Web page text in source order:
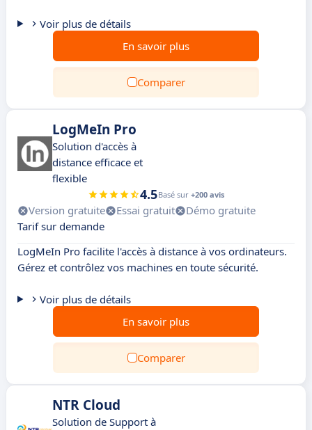
Voir plus de détails
En savoir plus
Comparer
LogMeIn Pro
Solution d'accès à
distance efficace et
flexible
4.5Basé sur +200 avis
Version gratuite Essai gratuit
Démo gratuite
Tarif sur demande
LogMeIn Pro facilite l'accès à distance à vos ordinateurs.
Gérez et contrôlez vos machines en toute sécurité.
Voir plus de détails
En savoir plus
Comparer
NTR Cloud
Solution de Support à